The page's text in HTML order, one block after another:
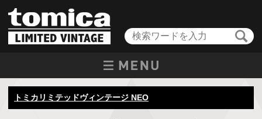
トミカリミテッドヴィンテージ NEO